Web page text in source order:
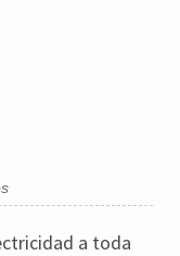
a toda